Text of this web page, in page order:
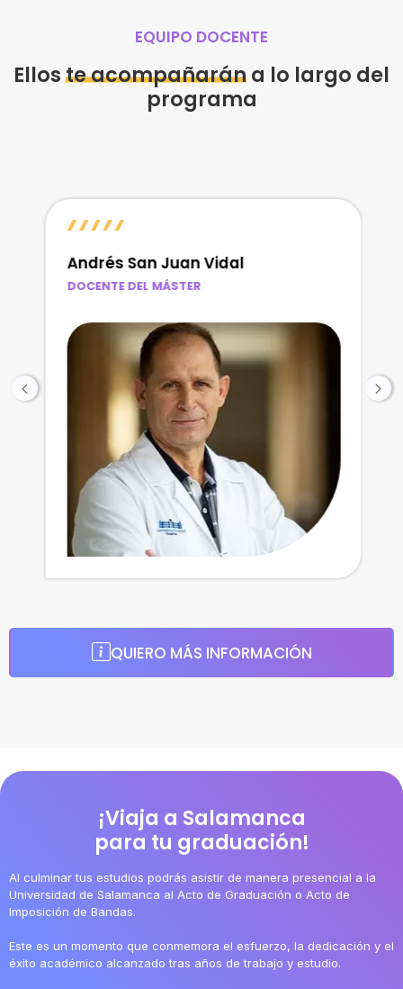
EQUIPO DOCENTE
Elloste acompañarána lo largo del
programa
Andrés San Juan Vidal
DOCENTE DEL MÁSTER
QUIERO MÁS INFORMACIÓN
¡Viaja a Salamanca
para tu graduación!
Al culminar tus estudios podrás asistir de manera presencial a la
Universidad de Salamanca al Acto de Graduación o Acto de
Imposición de Bandas.
Este es un momento que conmemora el esfuerzo, la dedicación y el
éxito académico alcanzado tras años de trabajo y estudio.